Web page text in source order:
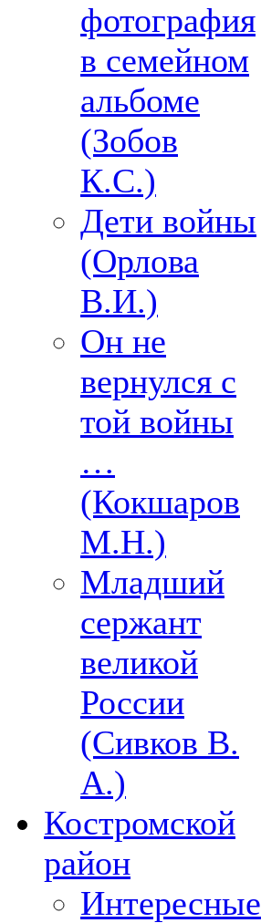
фотография
в семейном
альбоме
(Зобов
К.С.)
Дети войны
(Орлова
В.И.)
Он не
вернулся с
той войны
…
(Кокшаров
М.Н.)
Младший
сержант
великой
России
(Сивков В.
А.)
Костромской
район
Интересные